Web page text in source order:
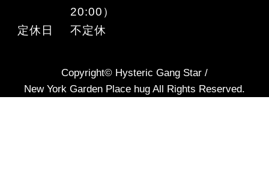
20:00）
定休日
不定休
Copyright© Hysteric Gang Star /
New York Garden Place hug All Rights Reserved.